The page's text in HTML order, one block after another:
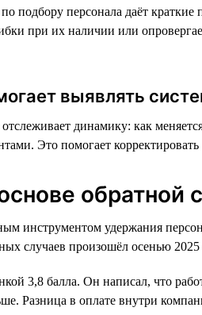
подбору персонала даёт
при их наличии или
выявлять
динамику: как
Это помогает
обратной
инструментом удержания
случаев произошёл осенью 2025
3,8 балла. Он написал, что
Разница в оплате внутри